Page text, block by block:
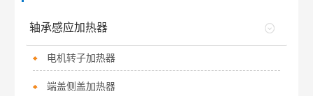
轴承感应加热器
电机转子加热器
端盖侧盖加热器